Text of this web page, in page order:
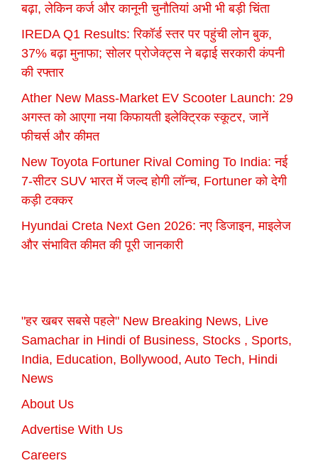
बढ़ा, लेकिन कर्ज और कानूनी चुनौतियां अभी भी बड़ी चिंता
IREDA Q1 Results: रिकॉर्ड स्तर पर पहुंची लोन बुक,
37% बढ़ा मुनाफा; सोलर प्रोजेक्ट्स ने बढ़ाई सरकारी कंपनी
की रफ्तार
Ather New Mass-Market EV Scooter Launch: 29
अगस्त को आएगा नया किफायती इलेक्ट्रिक स्कूटर, जानें
फीचर्स और कीमत
New Toyota Fortuner Rival Coming To India: नई
7-सीटर SUV भारत में जल्द होगी लॉन्च, Fortuner को देगी
कड़ी टक्कर
Hyundai Creta Next Gen 2026: नए डिजाइन, माइलेज
और संभावित कीमत की पूरी जानकारी
"हर खबर सबसे पहले" New Breaking News, Live
Samachar in Hindi of Business, Stocks , Sports,
India, Education, Bollywood, Auto Tech, Hindi
News
About Us
Advertise With Us
Careers